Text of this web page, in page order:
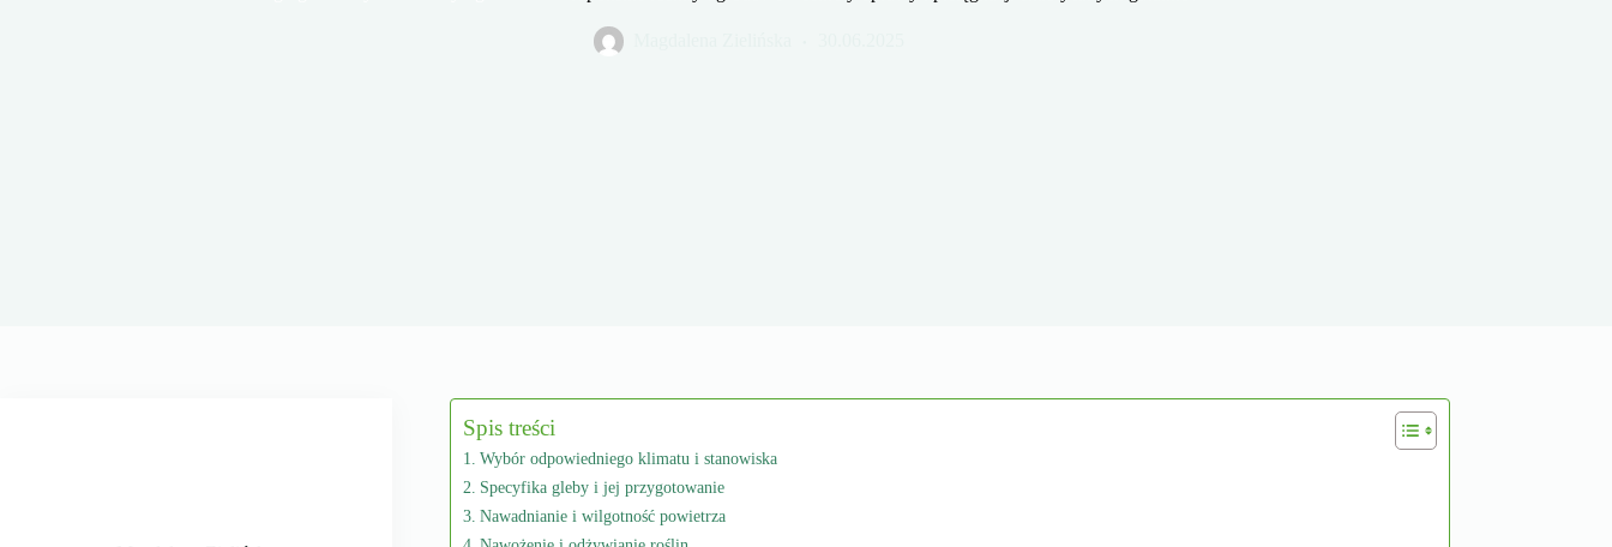
Spis treści
Wybór odpowiedniego klimatu i stanowiska
Specyfika gleby i jej przygotowanie
Nawadnianie i wilgotność powietrza